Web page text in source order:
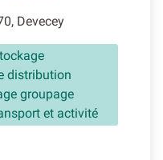
Devecey
distribution
groupage
et activité